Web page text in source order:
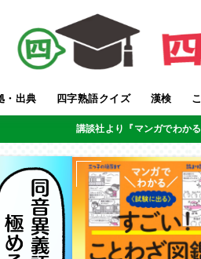
・出典 四字熟語クイズ 漢検
講談社より『マンガでわか